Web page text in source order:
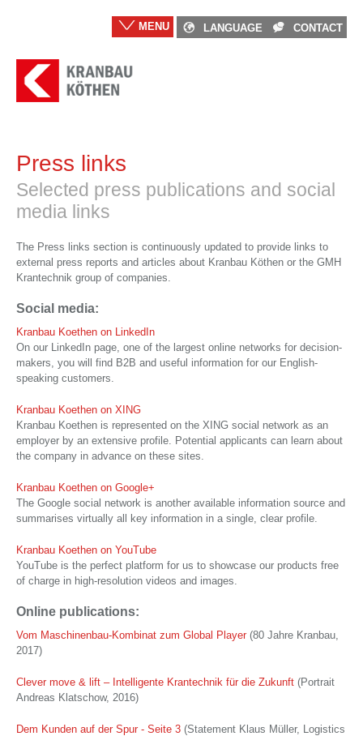
CONTACT
LANGUAGE
MENU
Press links
Selected press publications and social
media links
The Press links section is continuously updated to provide links to
external press reports and articles about Kranbau Köthen or the GMH
Krantechnik group of companies.
Social media:
Kranbau Koethen on LinkedIn
On our LinkedIn page, one of the largest online networks for decision-
makers, you will find B2B and useful information for our English-
speaking customers.
Kranbau Koethen on XING
Kranbau Koethen is represented on the XING social network as an
employer by an extensive profile. Potential applicants can learn about
the company in advance on these sites.
Kranbau Koethen on Google+
The Google social network is another available information source and
summarises virtually all key information in a single, clear profile.
Kranbau Koethen on YouTube
YouTube is the perfect platform for us to showcase our products free
of charge in high-resolution videos and images.
Online publications:
Vom Maschinenbau-Kombinat zum Global Player (80 Jahre Kranbau,
2017)
Clever move & lift – Intelligente Krantechnik für die Zukunft (Portrait
Andreas Klatschow, 2016)
Dem Kunden auf der Spur - Seite 3 (Statement Klaus Müller, Logistics